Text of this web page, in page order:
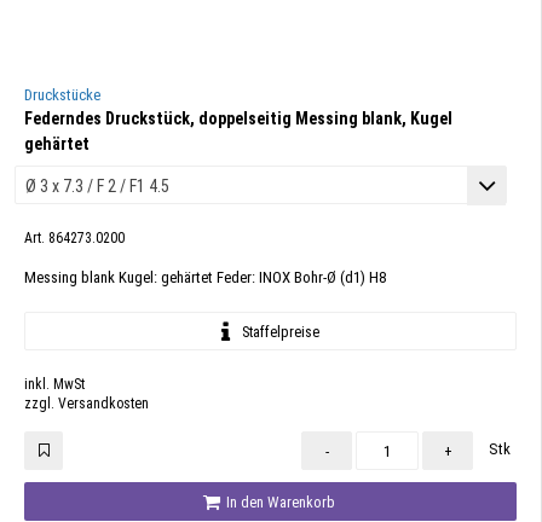
Druckstücke
Federndes Druckstück, doppelseitig Messing blank, Kugel
gehärtet
Art. 864273.0200
Messing blank Kugel: gehärtet Feder: INOX Bohr-Ø (d1) H8
Staffelpreise
inkl. MwSt
zzgl. Versandkosten
- + Stk
In den Warenkorb